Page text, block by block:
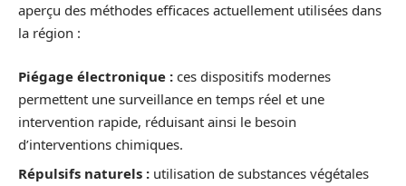
aperçu des méthodes efficaces actuellement utilisées dans
la région :
Piégage électronique : ces dispositifs modernes
permettent une surveillance en temps réel et une
intervention rapide, réduisant ainsi le besoin
d’interventions chimiques.
Répulsifs naturels : utilisation de substances végétales